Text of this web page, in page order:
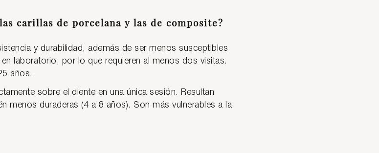
carillas de porcelana y las de composite?
y durabilidad, además de ser menos susceptibles
laboratorio, por lo que requieren al menos dos visitas.
años.
sobre el diente en una única sesión. Resultan
menos duraderas (4 a 8 años). Son más vulnerables a la